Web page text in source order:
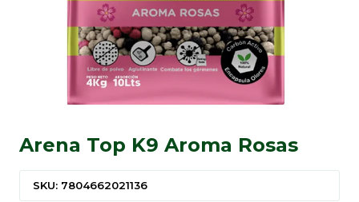
Arena Top K9 Aroma Rosas
SKU: 7804662021136